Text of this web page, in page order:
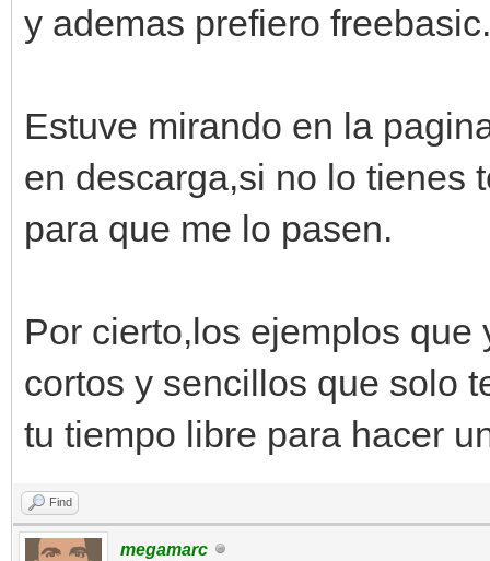
y ademas prefiero freebasic.
Estuve mirando en la
en descarga,si no lo tienes
para que me lo pasen.
Por cierto,los ejemplos
cortos y sencillos que solo
tu tiempo libre para hacer
Find
megamarc